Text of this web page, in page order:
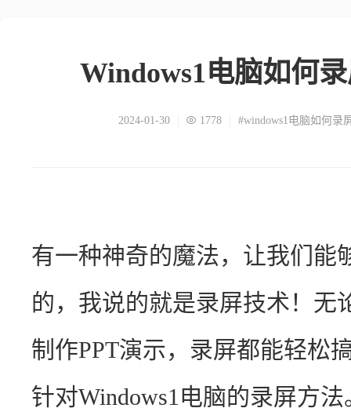
Windows1电脑如何
2024-01-30 1778 #windows1电脑如何录
有一种神奇的魔法，让我们能
的，我说的就是录屏技术！无
制作PPT演示，录屏都能轻松
针对Windows1电脑的录屏方